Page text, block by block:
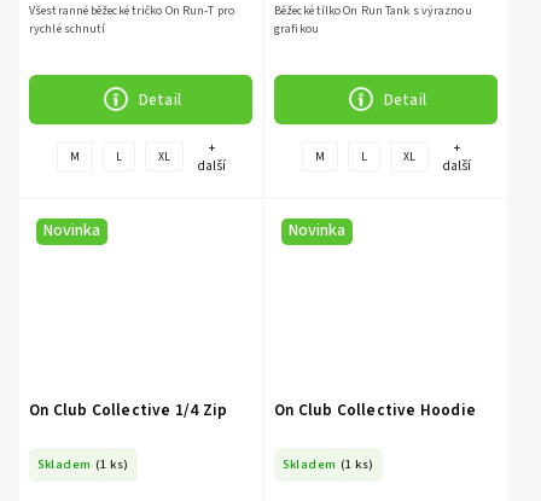
Detail
Všestranné běžecké tričko On Run-T pro
rychlé schnutí
M L XL
+
další
Detail
Běžecké tílko On Run Tank s výraznou
grafikou
M L XL
+
další
Novinka
On Club Collective 1/4 Zip
Skladem (1 ks)
Novinka
On Club Collective Hoodie
Skladem (1 ks)